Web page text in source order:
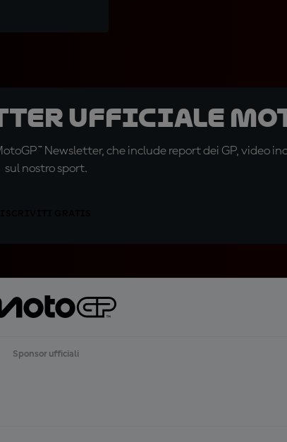
ufficiale
Newsletter, che include report dei GP, video
sul nostro sport.
Sponsor ufficiali